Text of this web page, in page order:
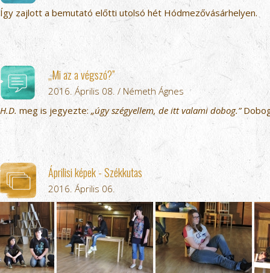
Így zajlott a bemutató előtti utolsó hét Hódmezővásárhelyen.
„Mi az a végszó?”
2016. Április 08. / Németh Ágnes
H.D. meg is jegyezte: „úgy szégyellem, de itt valami dobog.”
Áprilisi képek - Székkutas
2016. Április 06.